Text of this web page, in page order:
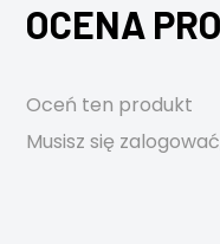
OCENA
Oceń ten produkt
Musisz się zalogować